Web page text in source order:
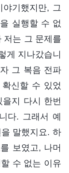
기했지만, 그
실행할 수 없
저는 그 문제를
게 지나갔습니
그 복음 전파
신할 수 있었
지 다시 한번
다. 그래서 예
말했지요. 하
보였고, 나머
수 없는 이유